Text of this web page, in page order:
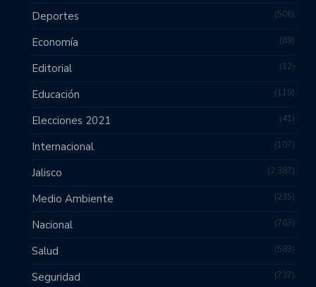
Deportes 506
Economía 89
Editorial 12
Educación 119
Elecciones 2021 41
Internacional 107
Jalisco 2,387
Medio Ambiente 235
Nacional 763
Salud 583
Seguridad 737